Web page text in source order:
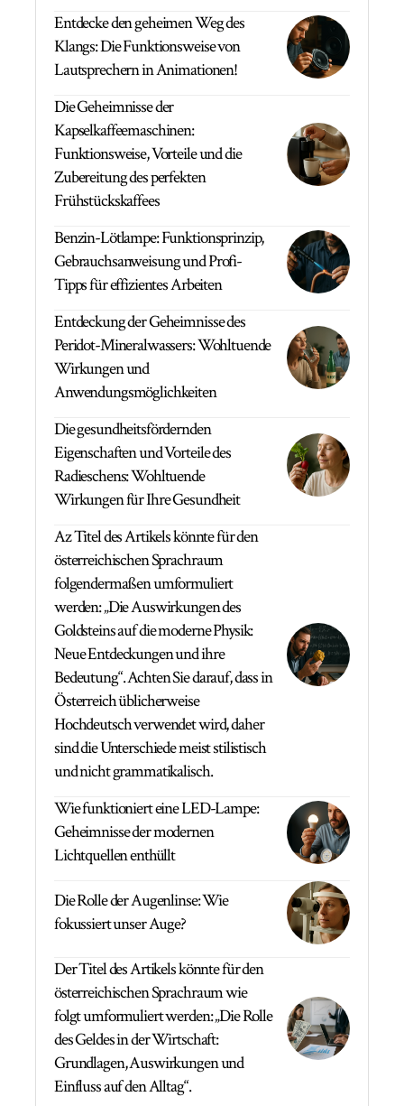
Entdecke den geheimen Weg des
Klangs: Die Funktionsweise von
Lautsprechern in Animationen!
Die Geheimnisse der
Kapselkaffeemaschinen:
Funktionsweise, Vorteile und die
Zubereitung des perfekten
Frühstückskaffees
Benzin-Lötlampe: Funktionsprinzip,
Gebrauchsanweisung und Profi-
Tipps für effizientes Arbeiten
Entdeckung der Geheimnisse des
Peridot-Mineralwassers: Wohltuende
Wirkungen und
Anwendungsmöglichkeiten
Die gesundheitsfördernden
Eigenschaften und Vorteile des
Radieschens: Wohltuende
Wirkungen für Ihre Gesundheit
Az Titel des Artikels könnte für den
österreichischen Sprachraum
folgendermaßen umformuliert
werden: „Die Auswirkungen des
Goldsteins auf die moderne Physik:
Neue Entdeckungen und ihre
Bedeutung“. Achten Sie darauf, dass in
Österreich üblicherweise
Hochdeutsch verwendet wird, daher
sind die Unterschiede meist stilistisch
und nicht grammatikalisch.
Wie funktioniert eine LED-Lampe:
Geheimnisse der modernen
Lichtquellen enthüllt
Die Rolle der Augenlinse: Wie
fokussiert unser Auge?
Der Titel des Artikels könnte für den
österreichischen Sprachraum wie
folgt umformuliert werden: „Die Rolle
des Geldes in der Wirtschaft:
Grundlagen, Auswirkungen und
Einfluss auf den Alltag“.